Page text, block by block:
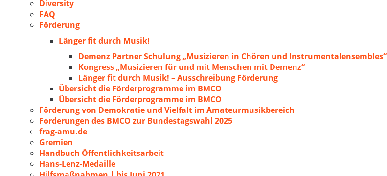
Diversity
FAQ
Förderung
Länger fit durch Musik!
Demenz Partner Schulung „Musizieren in Chören und Instrumentalensembles“
Kongress „Musizieren für und mit Menschen mit Demenz“
Länger fit durch Musik! – Ausschreibung Förderung
Übersicht die Förderprogramme im BMCO
Übersicht die Förderprogramme im BMCO
Förderung von Demokratie und Vielfalt im Amateurmusikbereich
Forderungen des BMCO zur Bundestagswahl 2025
frag-amu.de
Gremien
Handbuch Öffentlichkeitsarbeit
Hans-Lenz-Medaille